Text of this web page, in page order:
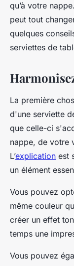
qu’à votre
peut tout
quelques
serviettes de
La première
d'une serviette
que celle-ci
nappe, de votre
L’explication est
un élément
Vous pouvez
même couleur
créer un effet
temps une
Vous pouvez